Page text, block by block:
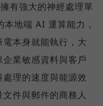
有強大的神經處理單
地端 AI 運算能力，
本身就能執行，大
業敏感資料與客戶
理的速度與能源效
件與郵件的商務人